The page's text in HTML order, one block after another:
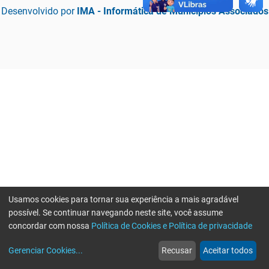
Desenvolvido por IMA - Informática de Municípios Associados
web
Notícias
more_horiz
Mais
Usamos cookies para tornar sua experiência a mais agradável
possível. Se continuar navegando neste site, você assume
concordar com nossa Política de Cookies e Política de privacidade
Gerenciar Cookies... Recusar Aceitar todos
Erro ao enviar informações, por favor tente novamente